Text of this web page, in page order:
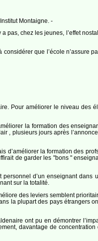
Montaigne. -
pas, chez les jeunes, l’effet
que l’école n’assure
Pour améliorer le niveau des
la formation des
, plusieurs jours après
d’améliorer la formation des
de garder les "bons "
d’un enseignant dans
sur la totalité.
des leviers semblent
la plupart des pays étrangers
ont pu en démontrer
davantage de